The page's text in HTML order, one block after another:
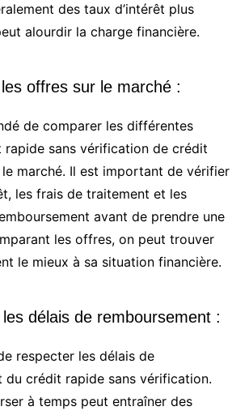
des taux d’intérêt plus
alourdir la charge financière.
offres sur le marché :
de comparer les différentes
sans vérification de crédit
marché. Il est important de vérifier
les frais de traitement et les
avant de prendre une
les offres, on peut trouver
le mieux à sa situation financière.
délais de remboursement :
respecter les délais de
du crédit rapide sans vérification.
à temps peut entraîner des